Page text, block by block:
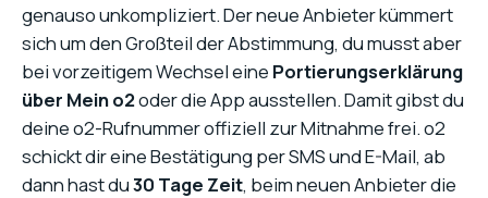
genauso unkompliziert. Der neue Anbieter kümmert
sich um den Großteil der Abstimmung, du musst aber
bei vorzeitigem Wechsel eine Portierungserklärung
über Mein o2oder die App ausstellen. Damit gibst du
deine o2-Rufnummer offiziell zur Mitnahme frei. o2
schickt dir eine Bestätigung per SMS und E-Mail, ab
dann hast du30 Tage Zeit, beim neuen Anbieter die